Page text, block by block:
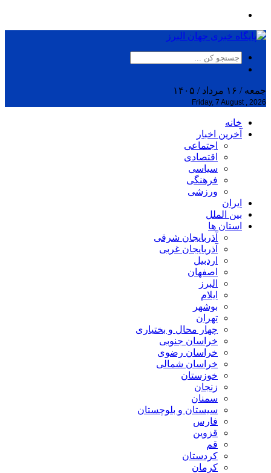
جمعه / ۱۶ مرداد / ۱۴۰۵
Friday, 7 August , 2026
خانه
آخرین اخبار
اجتماعی
اقتصادی
سیاسی
فرهنگی
ورزشی
ایران
بین الملل
استان ها
آذربایجان شرقی
آذربایجان غربی
اردبیل
اصفهان
البرز
ایلام
بوشهر
تهران
چهار محال و بختیاری
خراسان جنوبی
خراسان رضوی
خراسان شمالی
خوزستان
زنجان
سمنان
سیستان و بلوچستان
فارس
قزوین
قم
کردستان
کرمان